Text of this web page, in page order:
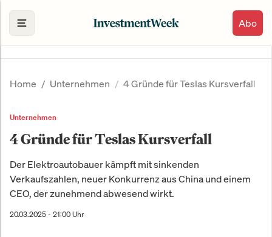
Abo
Home Unternehmen 4 Gründe für Teslas Kursverfall
Unternehmen
4 Gründe für Teslas Kursverfall
Der Elektroautobauer kämpft mit sinkenden
Verkaufszahlen, neuer Konkurrenz aus China und einem
CEO, der zunehmend abwesend wirkt.
20.03.2025 - 21:00 Uhr